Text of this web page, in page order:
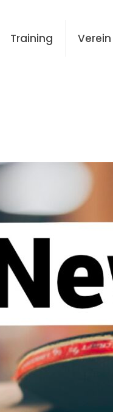
Training Verein